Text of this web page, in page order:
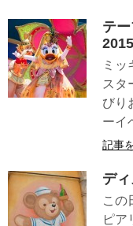
テ
ミッ
スタ
びり
ーイ
記事
デ
この
ピア